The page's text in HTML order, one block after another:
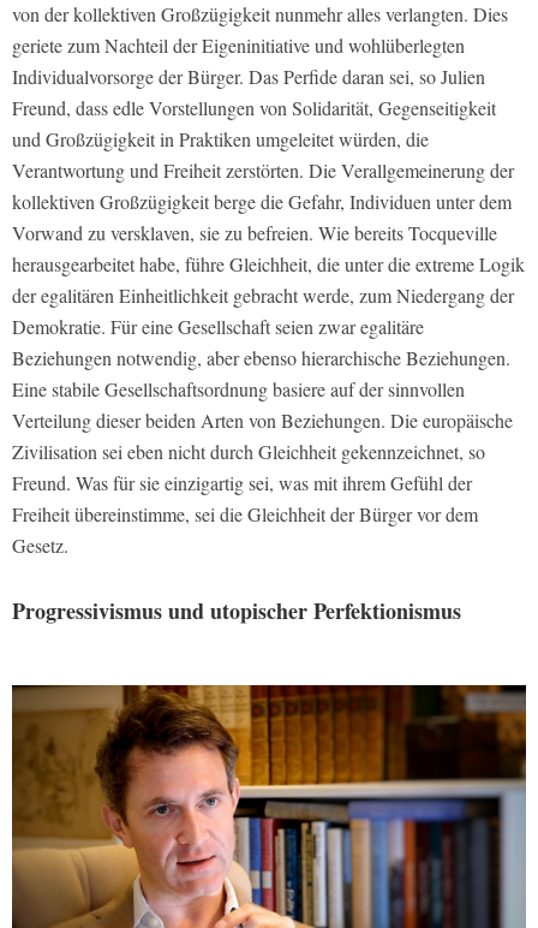
von der kollektiven Großzügigkeit nunmehr alles verlangten. Dies
geriete zum Nachteil der Eigeninitiative und wohlüberlegten
Individualvorsorge der Bürger. Das Perfide daran sei, so Julien
Freund, dass edle Vorstellungen von Solidarität, Gegenseitigkeit
und Großzügigkeit in Praktiken umgeleitet würden, die
Verantwortung und Freiheit zerstörten. Die Verallgemeinerung der
kollektiven Großzügigkeit berge die Gefahr, Individuen unter dem
Vorwand zu versklaven, sie zu befreien. Wie bereits Tocqueville
herausgearbeitet habe, führe Gleichheit, die unter die extreme Logik
der egalitären Einheitlichkeit gebracht werde, zum Niedergang der
Demokratie. Für eine Gesellschaft seien zwar egalitäre
Beziehungen notwendig, aber ebenso hierarchische Beziehungen.
Eine stabile Gesellschaftsordnung basiere auf der sinnvollen
Verteilung dieser beiden Arten von Beziehungen. Die europäische
Zivilisation sei eben nicht durch Gleichheit gekennzeichnet, so
Freund. Was für sie einzigartig sei, was mit ihrem Gefühl der
Freiheit übereinstimme, sei die Gleichheit der Bürger vor dem
Gesetz.
Progressivismus und utopischer Perfektionismus